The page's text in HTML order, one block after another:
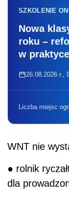
SZKOLENIE
Nowa
roku –
w praktyce
26.08.2026 r.,
Liczba miejsc
WNT nie
● rolnik
dla